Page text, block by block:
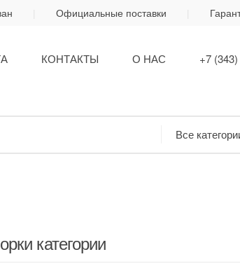
Официальные поставки
КОНТАКТЫ О НАС +7
категории